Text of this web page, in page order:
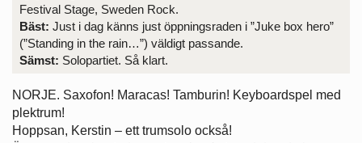
Festival Stage, Sweden Rock.
Bäst: Just i dag känns just öppningsraden i ”Juke box hero”
(”Standing in the rain…”) väldigt passande.
Sämst: Solopartiet. Så klart.
NORJE. Saxofon! Maracas! Tamburin! Keyboardspel med
plektrum!
Hoppsan, Kerstin – ett trumsolo också!